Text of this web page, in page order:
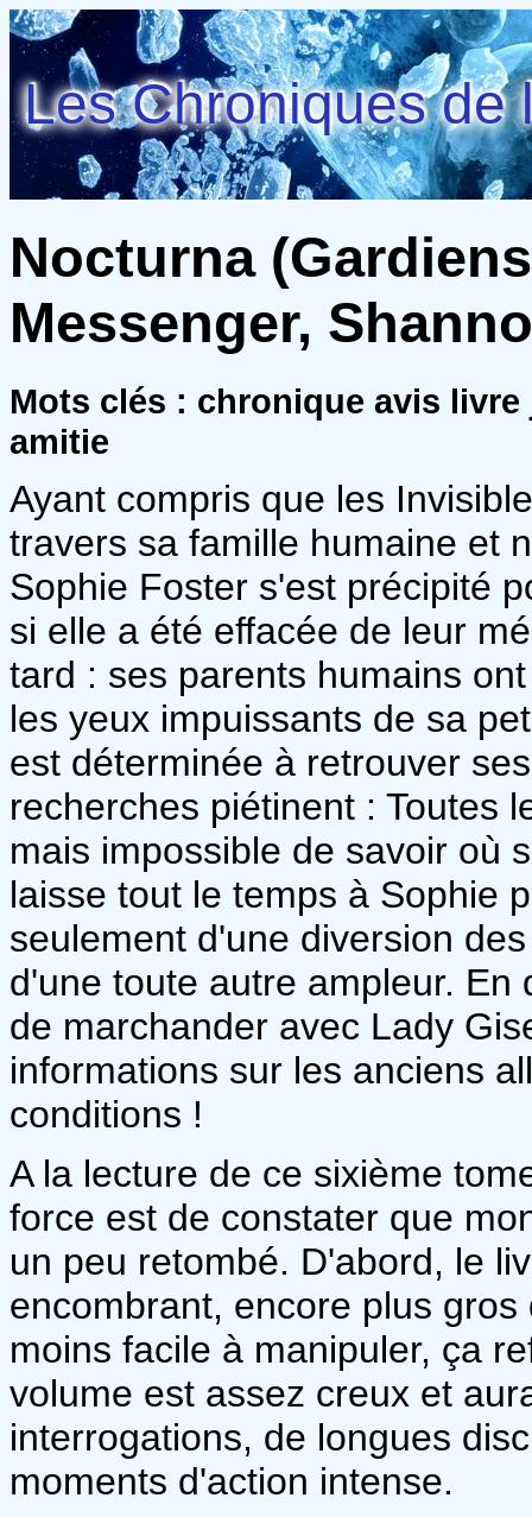
Les Chroniques de
Nocturna
Messenger,
Mots clés : chronique avis
amitie
Ayant compris que les
travers sa famille humaine et
Sophie Foster s'est précipité
si elle a été effacée de leur
tard : ses parents humains
les yeux impuissants de sa
est déterminée à retrouver
recherches piétinent : Toutes
mais impossible de savoir où
laisse tout le temps à Sophie
seulement d'une diversion
d'une toute autre ampleur.
de marchander avec Lady
informations sur les anciens
conditions !
A la lecture de ce sixième
force est de constater que
un peu retombé. D'abord, le
encombrant, encore plus
moins facile à manipuler, ça
volume est assez creux et
interrogations, de longues
moments d'action intense.